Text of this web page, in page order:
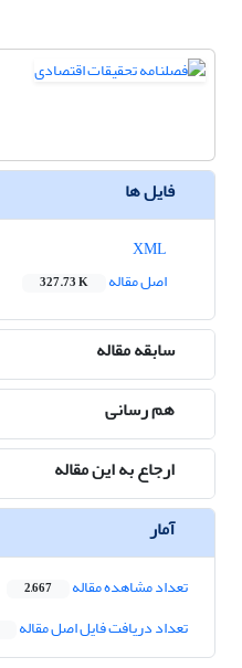
فایل ها
اصل مقاله
327.73 K
سابقه مقاله
هم رسانی
ارجاع به این مقاله
آمار
تعداد مشاهده مقاله 2,667
تعداد دریافت فایل اصل مقاله